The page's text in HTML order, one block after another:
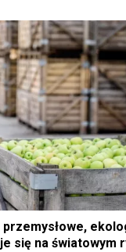
się na światowym